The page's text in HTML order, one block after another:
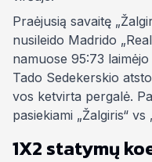
Praėjusią savaitę
nusileido Madrido
namuose 95:73
Tado Sedekerskio
vos ketvirta pergalė.
pasiekiami „Žalgiris“
1X2 statymų